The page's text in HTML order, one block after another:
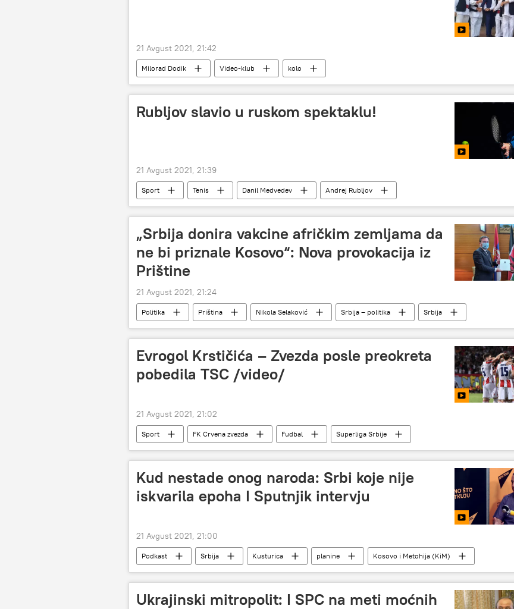
21 Avgust 2021, 21:42
Milorad Dodik Video-klub kolo
Rubljov slavio u ruskom spektaklu!
21 Avgust 2021, 21:39
Sport Tenis Danil Medvedev Andrej Rubljov
„Srbija donira vakcine afričkim zemljama da
ne bi priznale Kosovo“: Nova provokacija iz
Prištine
21 Avgust 2021, 21:24
Politika Priština Nikola Selaković Srbija – politika
Srbija
Kosovo i Metohija (KiM)
Vakcine
Evrogol Krstičića – Zvezda posle preokreta
pobedila TSC /video/
21 Avgust 2021, 21:02
Sport FK Crvena zvezda Fudbal Superliga Srbije
Kud nestade onog naroda: Srbi koje nije
iskvarila epoha I Sputnjik intervju
21 Avgust 2021, 21:00
Podkast Srbija Kusturica planine Kosovo i Metohija (KiM)
Ukrajinski mitropolit: I SPC na meti moćnih